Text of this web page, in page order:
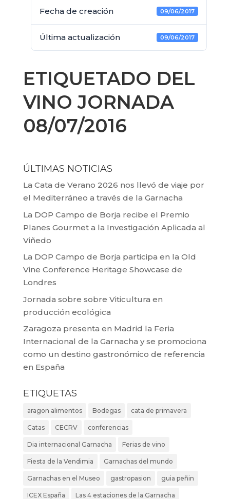
Fecha de creación 09/06/2017
Última actualización 09/06/2017
ETIQUETADO DEL
VINO JORNADA
08/07/2016
ÚLTIMAS NOTICIAS
La Cata de Verano 2026 nos llevó de viaje por
el Mediterráneo a través de la Garnacha
La DOP Campo de Borja recibe el Premio
Planes Gourmet a la Investigación Aplicada al
Viñedo
La DOP Campo de Borja participa en la Old
Vine Conference Heritage Showcase de
Londres
Jornada sobre sobre Viticultura en
producción ecológica
Zaragoza presenta en Madrid la Feria
Internacional de la Garnacha y se promociona
como un destino gastronómico de referencia
en España
ETIQUETAS
aragon alimentos Bodegas cata de primavera
Catas CECRV conferencias
Dia internacional Garnacha Ferias de vino
Fiesta de la Vendimia Garnachas del mundo
Garnachas en el Museo gastropasion guia peñin
ICEX España Las 4 estaciones de la Garnacha